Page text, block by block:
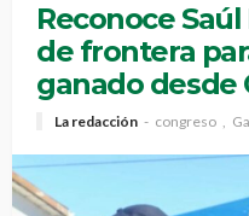
Reconoce
de frontera
ganado desde
La redacción congreso